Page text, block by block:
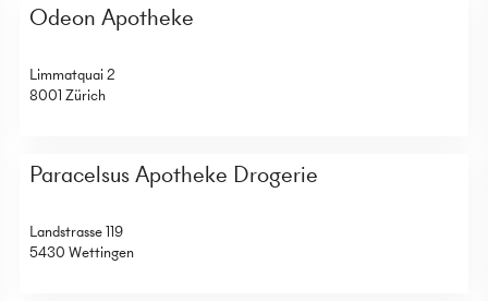
Odeon Apotheke
Limmatquai 2
8001 Zürich
Paracelsus Apotheke Drogerie
Landstrasse 119
5430 Wettingen